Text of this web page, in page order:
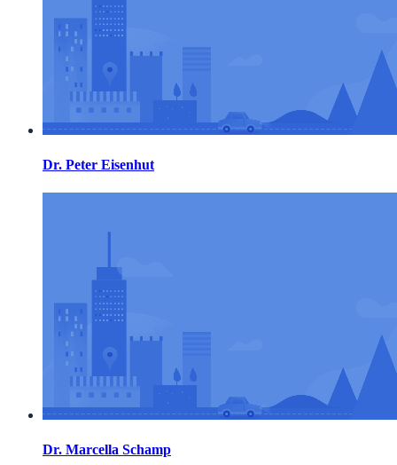
Dr. Peter Eisenhut
Dr. Marcella Schamp